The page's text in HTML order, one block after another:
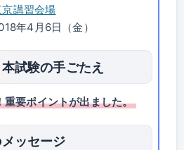
京講習会場
年4月6日（金）
試験の手ごたえ
重要ポイントが出ました。
ッセージ